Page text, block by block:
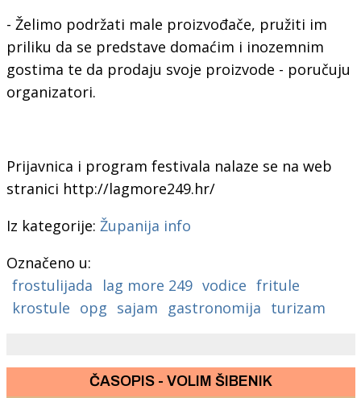
- Želimo podržati male proizvođače, pružiti im
priliku da se predstave domaćim i inozemnim
gostima te da prodaju svoje proizvode - poručuju
organizatori.
Prijavnica i program festivala nalaze se na web
stranici http://lagmore249.hr/
Iz kategorije: Županija info
Označeno u:
frostulijada
lag more 249 vodice fritule
krostule opg sajam gastronomija turizam
ČASOPIS - VOLIM ŠIBENIK